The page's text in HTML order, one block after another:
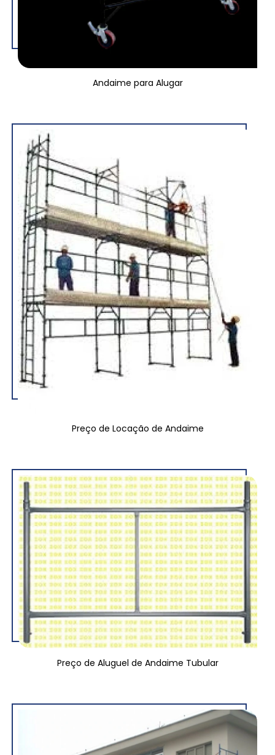
Andaime para Alugar
Preço de Locação de Andaime
Preço de Aluguel de Andaime Tubular